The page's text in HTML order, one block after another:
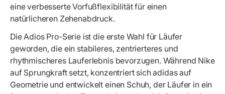
eine verbesserte Vorfußflexibilität für einen
natürlicheren Zehenabdruck.
Die Adios Pro-Serie ist die erste Wahl für Läufer
geworden, die ein stabileres, zentrierteres und
rhythmischeres Lauferlebnis bevorzugen. Während Nike
auf Sprungkraft setzt, konzentriert sich adidas auf
Geometrie und entwickelt einen Schuh, der Läufer in ein